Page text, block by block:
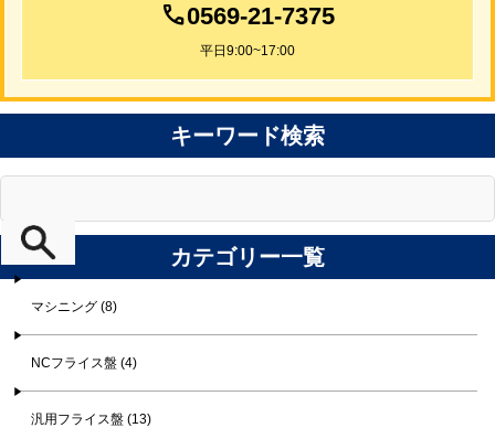
0569-21-7375
平日9:00~17:00
キーワード検索
カテゴリー一覧
マシニング (8)
NCフライス盤 (4)
汎用フライス盤 (13)